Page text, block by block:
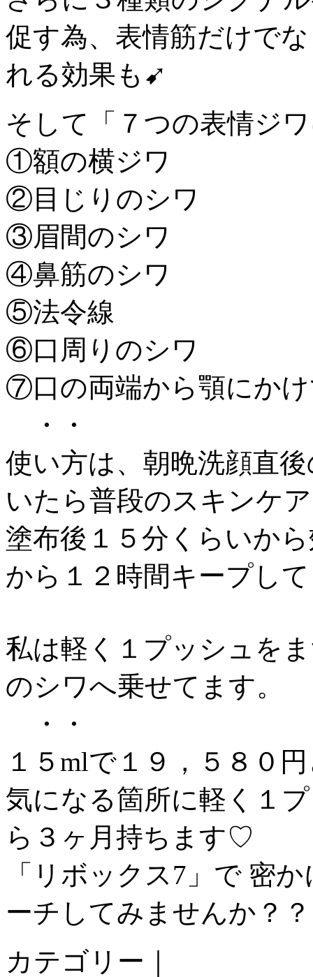
促す為、表情筋だけで
れる効果も➹
そして「７つの表情ジ
①額の横ジワ
②目じりのシワ
③眉間のシワ
④鼻筋のシワ
⑤法令線
⑥口周りのシワ
⑦口の両端から顎にか
・・
使い方は、朝晩洗顔直
いたら普段のスキンケ
塗布後１５分くらいか
から１２時間キープし
私は軽く１プッシュを
のシワへ乗せてます。
・・
１５mlで１９，５８０
気になる箇所に軽く１
ら３ヶ月持ちます♡
「リボックス7」で 密
ーチしてみませんか？？
カテゴリー｜